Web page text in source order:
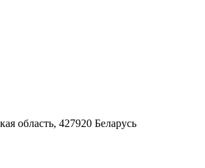
область, 427920 Беларусь